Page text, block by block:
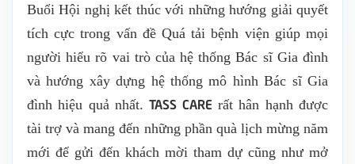
Buổi Hội nghị kết thúc với những hướng giải quyết
tích cực trong vấn đề Quá tải bệnh viện giúp mọi
người hiểu rõ vai trò của hệ thống Bác sĩ Gia đình
và hướng xây dựng hệ thống mô hình Bác sĩ Gia
đình hiệu quả nhất.TASS CARE rất hân hạnh được
tài trợ và mang đến những phần quà lịch mừng năm
mới để gửi đến khách mời tham dự cũng như mở